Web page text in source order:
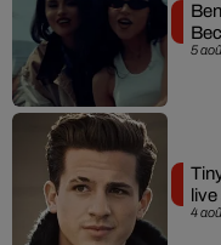
5
4